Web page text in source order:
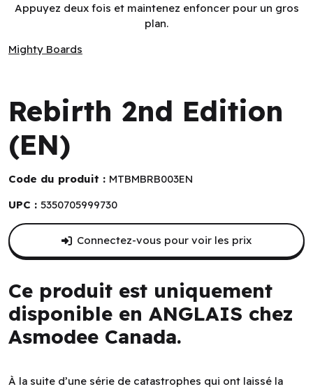
Appuyez deux fois et maintenez enfoncer pour un gros
plan.
Mighty Boards
Rebirth 2nd Edition
(EN)
Code du produit : MTBMBRB003EN
UPC : 5350705999730
Ce produit est uniquement
disponible en ANGLAIS chez
Asmodee Canada.
À la suite d’une série de catastrophes qui ont laissé la
Connectez-vous pour voir les prix